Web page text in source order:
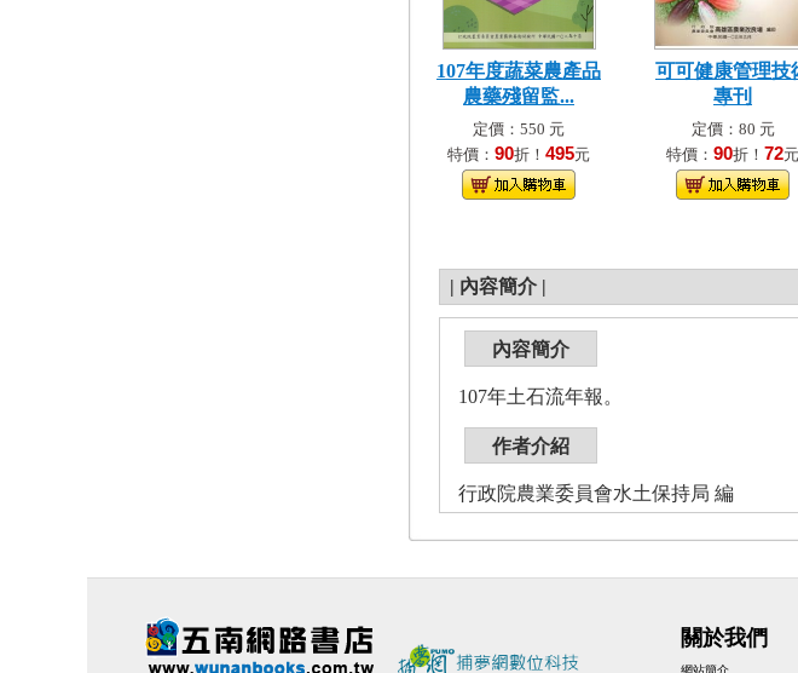
107年度蔬菜農產品
農藥殘留監...
定價：550 元
特價： 90折！ 495元
可可健康管理技
專刊
定價：80 元
特價： 90折！ 72元
| 內容簡介 |
內容簡介
107年土石流年報。
作者介紹
行政院農業委員會水土保持局 編
關於我們
網站簡介